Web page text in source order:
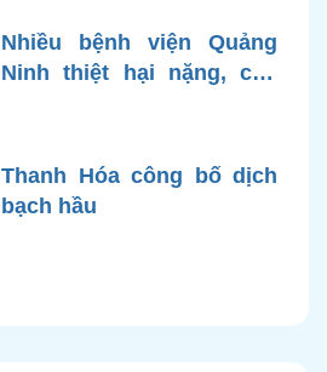
Nhiều bệnh viện Quảng
Ninh thiệt hại nặng, cạn
Thanh Hóa công bố dịch
bạch hầu